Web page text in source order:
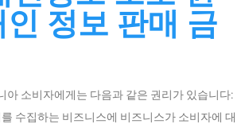
정보 판매 금
아 소비자에게는 다음과 같은 권리가 있습니다:
수집하는 비즈니스에 비즈니스가 소비자에 대